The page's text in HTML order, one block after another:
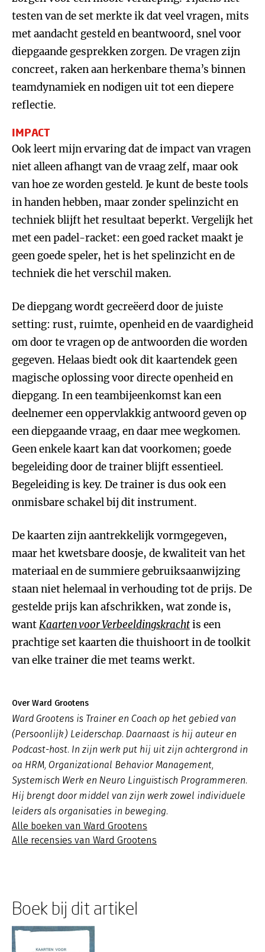
testen van de set merkte ik dat veel vragen, mits
met aandacht gesteld en beantwoord, snel voor
diepgaande gesprekken zorgen. De vragen zijn
concreet, raken aan herkenbare thema’s binnen
teamdynamiek en nodigen uit tot een diepere
reflectie.
IMPACT
Ook leert mijn ervaring dat de impact van vragen
niet alleen afhangt van de vraag zelf, maar ook
van hoe ze worden gesteld. Je kunt de beste tools
in handen hebben, maar zonder spelinzicht en
techniek blijft het resultaat beperkt. Vergelijk het
met een padel-racket: een goed racket maakt je
geen goede speler, het is het spelinzicht en de
techniek die het verschil maken.
De diepgang wordt gecreëerd door de juiste
setting: rust, ruimte, openheid en de vaardigheid
om door te vragen op de antwoorden die worden
gegeven. Helaas biedt ook dit kaartendek geen
magische oplossing voor directe openheid en
diepgang. In een teambijeenkomst kan een
deelnemer een oppervlakkig antwoord geven op
een diepgaande vraag, en daar mee wegkomen.
Geen enkele kaart kan dat voorkomen; goede
begeleiding door de trainer blijft essentieel.
Begeleiding is key. De trainer is dus ook een
onmisbare schakel bij dit instrument.
De kaarten zijn aantrekkelijk vormgegeven,
maar het kwetsbare doosje, de kwaliteit van het
materiaal en de summiere gebruiksaanwijzing
staan niet helemaal in verhouding tot de prijs. De
gestelde prijs kan afschrikken, wat zonde is,
wantKaarten voor Verbeeldingskrachtis een
prachtige set kaarten die thuishoort in de toolkit
van elke trainer die met teams werkt.
Over Ward Grootens
Ward Grootens is Trainer en Coach op het gebied van
(Persoonlijk) Leiderschap. Daarnaast is hij auteur en
Podcast-host. In zijn werk put hij uit zijn achtergrond in
oa HRM, Organizational Behavior Management,
Systemisch Werk en Neuro Linguïstisch Programmeren.
Hij brengt door middel van zijn werk zowel individuele
leiders als organisaties in beweging.
Alle boeken van Ward Grootens
Alle recensies van Ward Grootens
Boek bij dit artikel